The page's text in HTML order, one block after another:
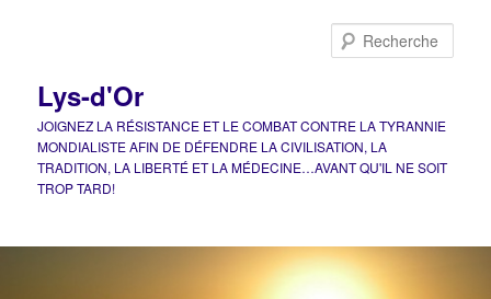
Lys-d'Or
JOIGNEZ LA RÉSISTANCE ET LE COMBAT CONTRE LA TYRANNIE
MONDIALISTE AFIN DE DÉFENDRE LA CIVILISATION, LA
TRADITION, LA LIBERTÉ ET LA MÉDECINE…AVANT QU'IL NE SOIT
TROP TARD!